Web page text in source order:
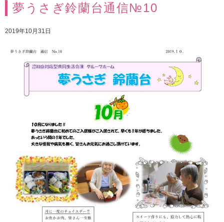
夢うさぎ鈴蘭台通信№10
2019年10月31日